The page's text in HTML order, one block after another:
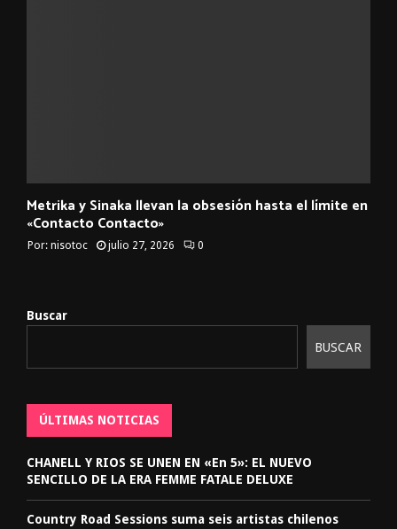
Metrika y Sinaka llevan la obsesión hasta el límite en
«Contacto Contacto»
Por: nisotoc julio 27, 2026 0
Buscar
BUSCAR
ÚLTIMAS NOTICIAS
CHANELL Y RIOS SE UNEN EN «En 5»: EL NUEVO
SENCILLO DE LA ERA FEMME FATALE DELUXE
Country Road Sessions suma seis artistas chilenos